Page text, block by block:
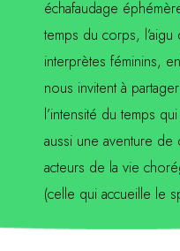
échafaudage
temps du corps,
interprètes féminins,
nous invitent à
l’intensité du temps
aussi une aventure de
acteurs de la vie
(celle qui accueille le